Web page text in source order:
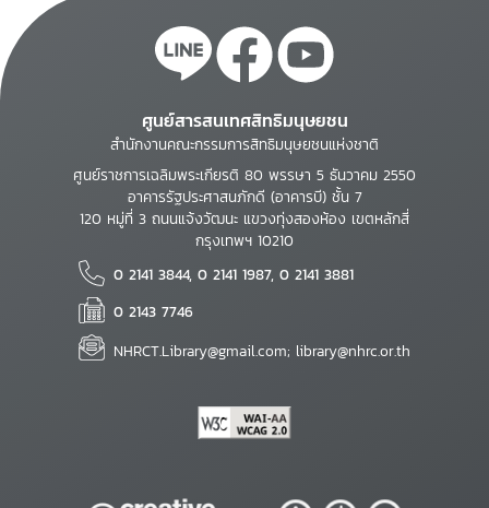
ศูนย์สารสนเทศสิทธิมนุษยชน
สำนักงานคณะกรรมการสิทธิมนุษยชนแห่งชาติ
ศูนย์ราชการเฉลิมพระเกียรติ 80 พรรษา 5 ธันวาคม 2550
อาคารรัฐประศาสนภักดี (อาคารบี) ชั้น 7
120 หมู่ที่ 3 ถนนแจ้งวัฒนะ แขวงทุ่งสองห้อง เขตหลักสี่
กรุงเทพฯ 10210
0 2141 3844, 0 2141 1987, 0 2141 3881
0 2143 7746
NHRCT.Library@gmail.com; library@nhrc.or.th